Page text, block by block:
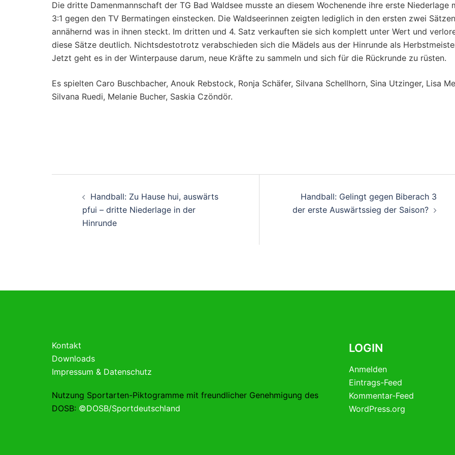
Die dritte Damenmannschaft der TG Bad Waldsee musste an diesem Wochenende ihre erste Niederlage
3:1 gegen den TV Bermatingen einstecken. Die Waldseerinnen zeigten lediglich in den ersten zwei Sätzen
annähernd was in ihnen steckt. Im dritten und 4. Satz verkauften sie sich komplett unter Wert und
diese Sätze deutlich. Nichtsdestotrotz verabschieden sich die Mädels aus der Hinrunde als
Jetzt geht es in der Winterpause darum, neue Kräfte zu sammeln und sich für die Rückrunde zu rüsten.
Es spielten Caro Buschbacher, Anouk Rebstock, Ronja Schäfer, Silvana Schellhorn, Sina Utzinger, Lisa
Silvana Ruedi, Melanie Bucher, Saskia Czöndör.
Handball: Zu Hause hui, auswärts
pfui – dritte Niederlage in der
Hinrunde
Handball: Gelingt gegen Biberach 3
der erste Auswärtssieg der Saison?
Kontakt
Downloads
Impressum & Datenschutz
Nutzung Sportarten-Piktogramme mit freundlicher Genehmigung des
DOSB: ©DOSB/Sportdeutschland
LOGIN
Anmelden
Eintrags-Feed
Kommentar-Feed
WordPress.org